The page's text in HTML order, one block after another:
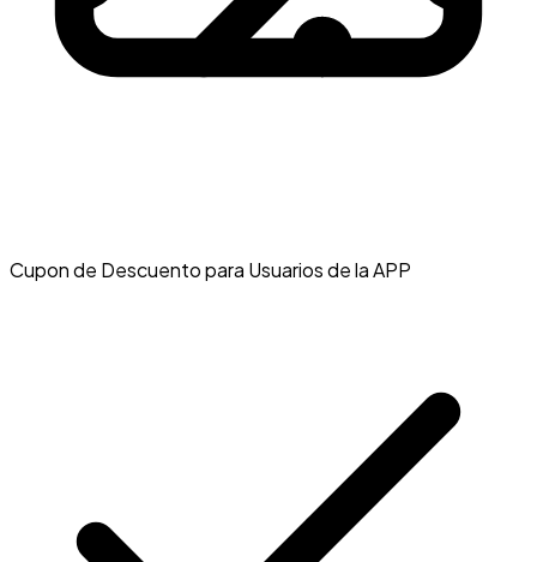
Cupon de Descuento para Usuarios de la APP